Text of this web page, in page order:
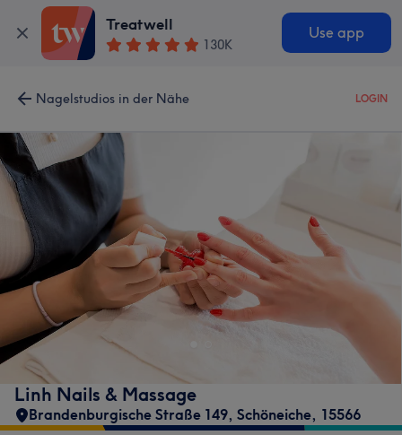
Treatwell
130K
Use app
Nagelstudios in der Nähe LOGIN
Linh Nails & Massage
Brandenburgische Straße 149, Schöneiche, 15566